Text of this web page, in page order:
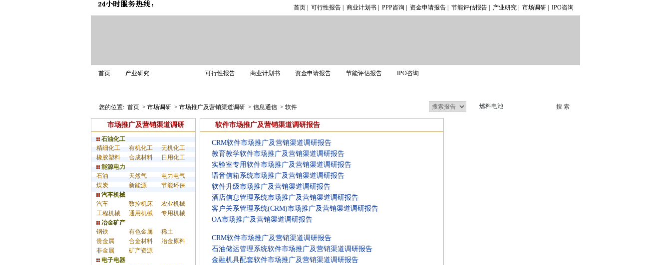
首页 可行性报告 商业计划书 PPP咨询 资金申请报告 节能评估报告 产业研究 市场调研 IPO咨询
首页 产业研究 可行性报告 商业计划书 资金申请报告 节能评估报告 IPO咨询
您的位置: 首页 > 市场调研 > 市场推广及营销渠道调研 > 信息通信 > 软件
市场推广及营销渠道调研
石油化工
精细化工
有机化工
无机化工
橡胶塑料
合成材料
日用化工
能源电力
石油
天然气
电力电气
煤炭
新能源
节能环保
汽车机械
汽车
数控机床
农业机械
工程机械
通用机械
专用机械
冶金矿产
钢铁
有色金属
稀土
贵金属
合金材料
冶金原料
非金属
矿产资源
电子电器
软件市场推广及营销渠道调研报告
CRM软件市场推广及营销渠道调研报告
教育教学软件市场推广及营销渠道调研报告
实验室专用软件市场推广及营销渠道调研报告
语音信箱系统市场推广及营销渠道调研报告
软件升级市场推广及营销渠道调研报告
酒店信息管理系统市场推广及营销渠道调研报告
客户关系管理系统(CRM)市场推广及营销渠道调研报告
OA市场推广及营销渠道调研报告
CRM软件市场推广及营销渠道调研报告
石油储运管理系统软件市场推广及营销渠道调研报告
金融机具配套软件市场推广及营销渠道调研报告